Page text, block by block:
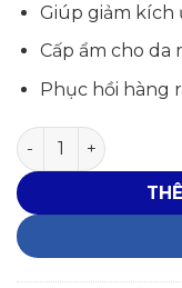
Giúp giảm
Cấp ẩm cho da
Phục hồi hàng
Kem chuyên trị